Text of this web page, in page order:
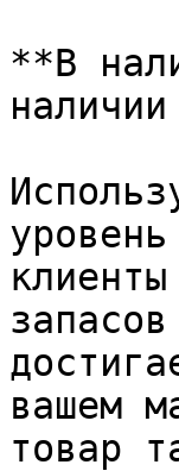
**В
вашем
товар